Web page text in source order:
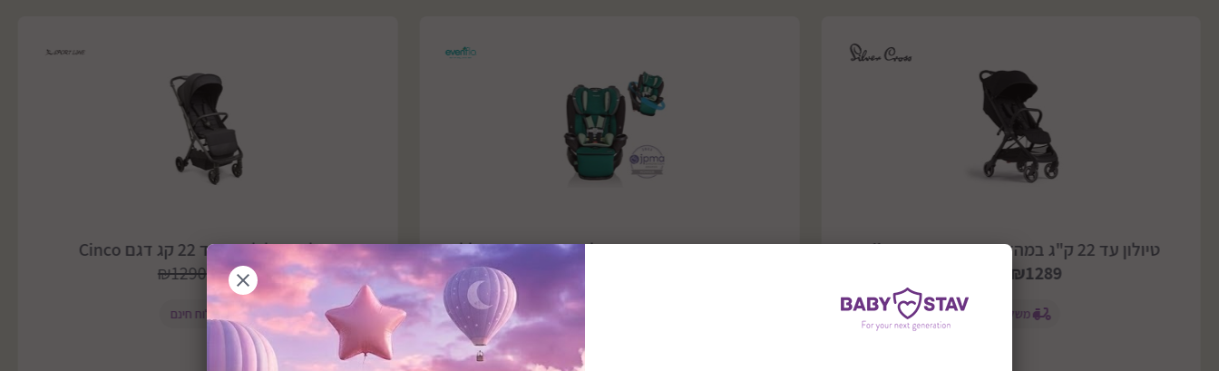
טיולון עד 22 ק"ג במהדורה חדשה דגם Clic2
₪1289
משלוח חינם
כסא בטיחות מסתובב מלידה ועד 54 קג כולל
בדים ללא כימיקלים והארכת רגלים דגם
Revolve360 Extend Go Green Sensor Safe
משלוח חינם
טיולון מגיל לידה ועד 22 קג דגם Cinco
₪1290
₪1290
משלוח חינם